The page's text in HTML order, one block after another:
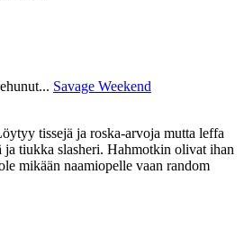
Savage Weekend
tissejä ja roska-arvoja mutta leffa
ja tiukka slasheri. Hahmotkin olivat ihan
mikään naamiopelle vaan random